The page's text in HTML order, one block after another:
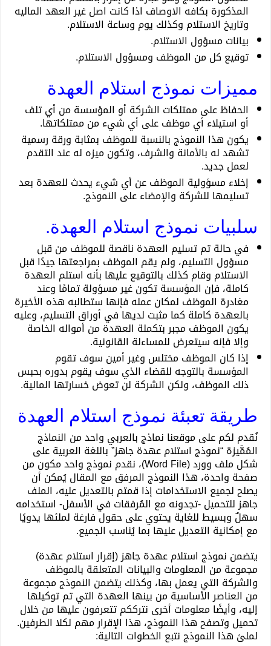
المذكورة بكافه الاوصاف اذا كانت اصل غير العهد الماليه
وتاريخ الاستلام وكذلك يوم وساعة الاستلام.
بيانات مسؤول الاستلام.
توقيع كل من الموظف ومسؤول الاستلام.
مميزات نموذج استلام العهدة
الحفاظ على ممتلكات الشركة أو المؤسسة من أي تلف
أو استيلاء أي موظف على أي شيء من ممتلكاتها.
يكون هذا النموذج بالنسبة للموظف بمثابة ورقة رسمية
تشهد له بالأمانة والشرف، وتكون ميزه له عند التقدم
لعمل جديد.
إخلاء مسؤولية الموظف عن أي شيء يحدث للعهدة بعد
تسليمها للشركة والإمضاء على النموذج.
سلبيات نموذج استلام العهدة.
في حالة تم تسليم العهدة ناقصة للموظف من قبل
مسؤول التسليم، ولم يقم الموظف بمراجعتها جيدًا قبل
الاستلام وقام كذلك بالتوقيع عليها بأنه استلم العهدة
كاملة، فإن المؤسسة تكون غير مسؤولة تمامًا وعند
مغادرة الموظف لمكان عمله فإنها ستطالبه هذه الأخيرة
بالعهدة كاملة كما مثبت لديها في أوراق التسليم، وعليه
يكون الموظف مجبر بتكملة العهدة من أمواله الخاصة
وإلا فإنه سيتعرض للمساءلة القانونية.
إذا كان الموظف مختلس وغير أمين سوف تقوم
المؤسسة بالتوجه للقضاء الذي سوف يقوم بدوره بحبس
ذلك الموظف، ولكن الشركة لن تعوض خسارتها المالية.
طريقة تعبئة نموذج استلام العهدة
نُقدم لكم على موقعنا نماذج بالعربي واحد من النماذج
المُمَّيزة “نموذج استلام عهدة جاهز” باللغة العربية على
شكل ملف وورد (Word File)، نقدم نموذج واحد مكون من
صفحة واحدة، هذا النموذج المرفق مع المقال يُمكن أن
يصلح لجميع الاستخدامات إذا قمتم بالتعديل عليه، الملف
جاهز للتحميل -تجدونه مع المُرفقات في الأسفل- استخدامه
سهلٌ وبسيط للغاية يحتوي على حقول فارغة لملئها يدويًا
مع إمكانية التعديل عليها بما يُناسب الجميع.
يتضمن نموذج استلام عهدة جاهز (إقرار استلام عهدة)
مجموعة من المعلومات والبيانات المتعلقة بالموظف
والشركة التي يعمل بها، وكذلك يتضمن النموذج مجموعة
من العناصر الأساسية من بينها العهدة التي تم توكيلها
إليه، وأيضًا معلومات أخرى نترككم تتعرفون عليها من خلال
تحميل وتصفح هذا النموذج، هذا الإقرار مهم لكلا الطرفين.
لملئ هذا النموذج نتبع الخطوات التالية: